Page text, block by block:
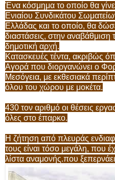
Ένα κόσμημα το οποίο θα
Ενιαίου Συνδικάτου
Ελλάδας και το οποίο, θα
διαστάσεις, στην αναβάθμιση
δημοτική αρχή.
Κατασκευές τέντα, ακριβώς
Αγορά που διοργανώνει ο
Μεσόγεια, με εκθεσιακά
όλου του χώρου με μοκέτα.
430 τον αριθμό οι θέσεις
όλες στο έπαρκο.
Η ζήτηση από πλευράς
τους είναι τόσο μεγάλη, που
λίστα αναμονής.που